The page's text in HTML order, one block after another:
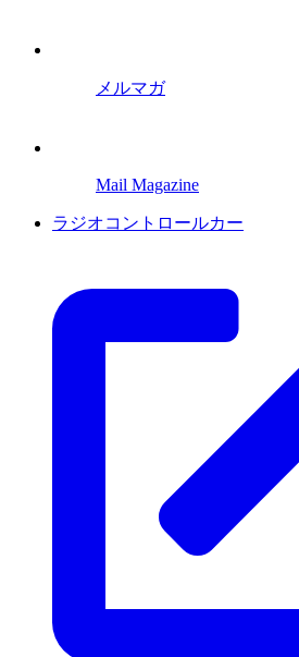
メルマガ
Mail Magazine
ラジオコントロールカー